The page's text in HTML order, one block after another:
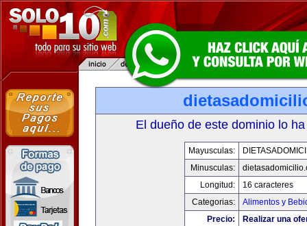
El dueño de este dominio lo
Mayusculas:
Minusculas:
Longitud:
16 caracteres
Categorias:
Alimentos y
Precio:
Realizar una